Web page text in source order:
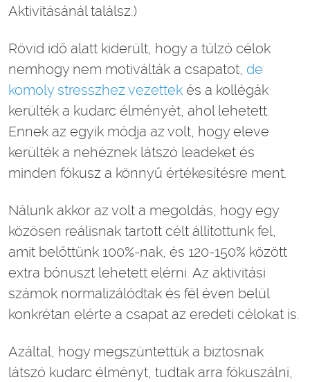
Aktivitásánál találsz.)
Rövid idő alatt kiderült, hogy a túlzó célok
nemhogy nem motiválták a csapatot, de
komoly stresszhez vezettek és a kollégák
kerülték a kudarc élményét, ahol lehetett.
Ennek az egyik módja az volt, hogy eleve
kerülték a nehéznek látszó leadeket és
minden fókusz a könnyű értékesítésre ment.
Nálunk akkor az volt a megoldás, hogy egy
közösen reálisnak tartott célt állítottunk fel,
amit belőttünk 100%-nak, és 120-150% között
extra bónuszt lehetett elérni. Az aktivitási
számok normalizálódtak és fél éven belül
konkrétan elérte a csapat az eredeti célokat is.
Azáltal, hogy megszüntettük a biztosnak
látszó kudarc élményt, tudtak arra fókuszálni,